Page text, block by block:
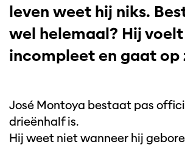
leven weet hij niks.
wel helemaal? Hij
incompleet en gaat op
José Montoya bestaat pas
drieënhalf is.
Hij weet niet wanneer hij